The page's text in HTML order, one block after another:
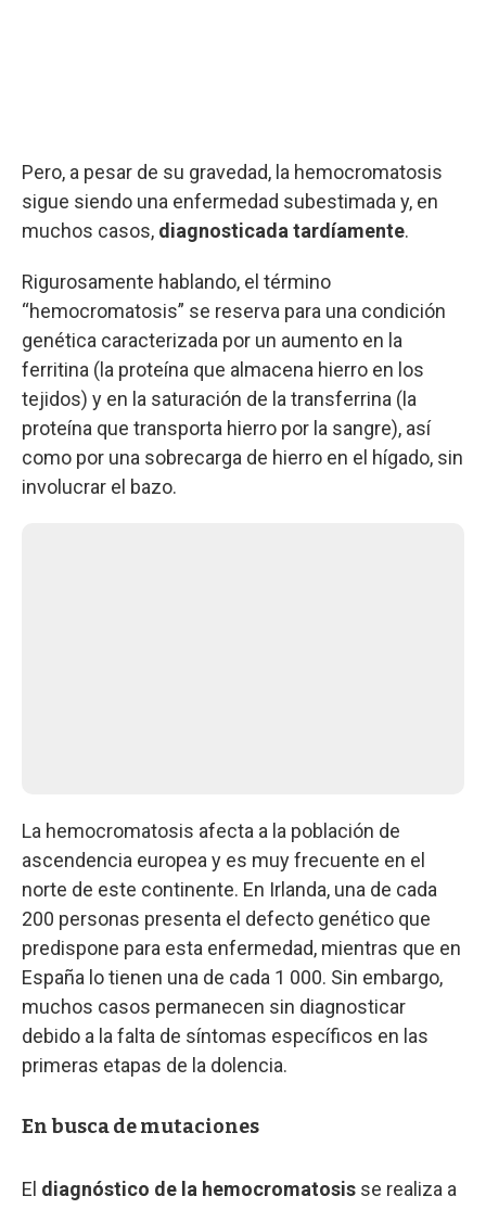
Pero, a pesar de su gravedad, la hemocromatosis
sigue siendo una enfermedad subestimada y, en
muchos casos, diagnosticada tardíamente.
Rigurosamente hablando, el término
“hemocromatosis” se reserva para una condición
genética caracterizada por un aumento en la
ferritina (la proteína que almacena hierro en los
tejidos) y en la saturación de la transferrina (la
proteína que transporta hierro por la sangre), así
como por una sobrecarga de hierro en el hígado, sin
involucrar el bazo.
La hemocromatosis afecta a la población de
ascendencia europea y es muy frecuente en el
norte de este continente. En Irlanda, una de cada
200 personas presenta el defecto genético que
predispone para esta enfermedad, mientras que en
España lo tienen una de cada 1 000. Sin embargo,
muchos casos permanecen sin diagnosticar
debido a la falta de síntomas específicos en las
primeras etapas de la dolencia.
En busca de mutaciones
El diagnóstico de la hemocromatosis se realiza a